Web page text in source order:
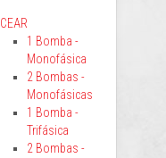
CEAR
1 Bomba -
Monofásica
2 Bombas -
Monofásicas
1 Bomba -
Trifásica
2 Bombas -